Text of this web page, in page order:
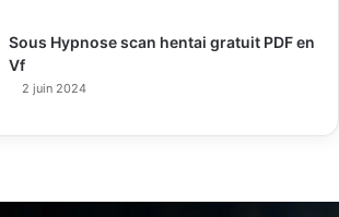
Sous Hypnose scan hentai gratuit PDF en
Vf
2 juin 2024